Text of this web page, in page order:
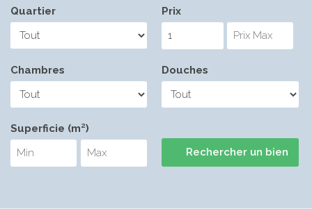
Quartier Prix
Chambres Douches
Superficie (m²)